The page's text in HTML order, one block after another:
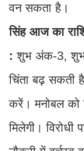
वन सकता है।
सिंह आज का
:शुभ अंक-3, शुभ
चिंता बढ़ सकती
करें। मनोबल को
मिलेगी। विरोधी